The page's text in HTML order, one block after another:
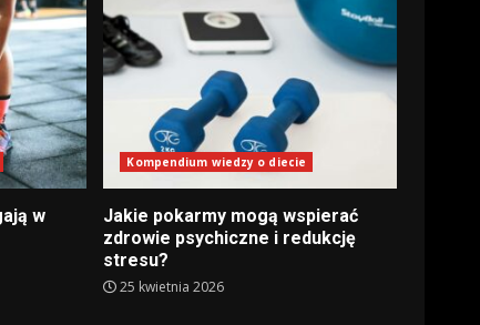
w
Kompendium wiedzy o diecie
Jakie pokarmy mogą wspierać
zdrowie psychiczne i redukcję
stresu?
25 kwietnia 2026